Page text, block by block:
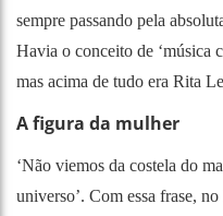
sempre passando pela
Havia o conceito de ‘música
mas acima de tudo era Rita
A figura da mulher
‘Não viemos da costela do
universo’. Com essa frase,